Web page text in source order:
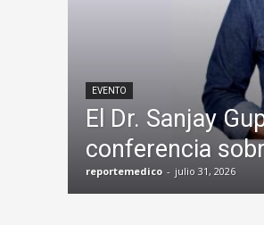
EVENTO
El Dr. Sanjay
conferencia
reportemedico - julio 31, 2026